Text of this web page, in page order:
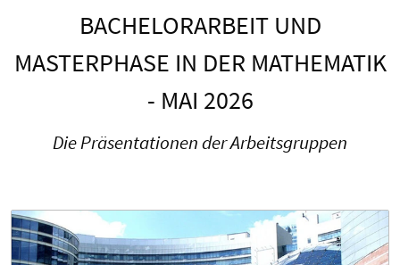
BACHELORARBEIT UND
MASTERPHASE IN DER MATHEMATIK
- MAI 2026
Die Präsentationen der Arbeitsgruppen